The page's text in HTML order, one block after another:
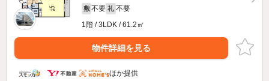
敷 不要 礼 不要
1階 / 3LDK / 61.2㎡
物件詳細を見る
ほか提供